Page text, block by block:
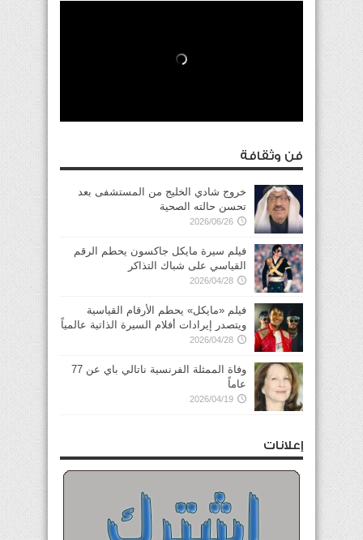
فن وثقافة
خروج شادي الخليج من المستشفى بعد
تحسن حالته الصحية
2026/06/26
فيلم سيرة مايكل جاكسون يحطم الرقم
القياسي على شباك التذاكر
2026/04/28
فيلم «مايكل» يحطم الأرقام القياسية
ويتصدر إيرادات أفلام السيرة الذاتية عالمياً
2026/04/28
وفاة الممثلة الفرنسية ناتالي باي عن 77
عاماً
2026/04/19
إعلانات